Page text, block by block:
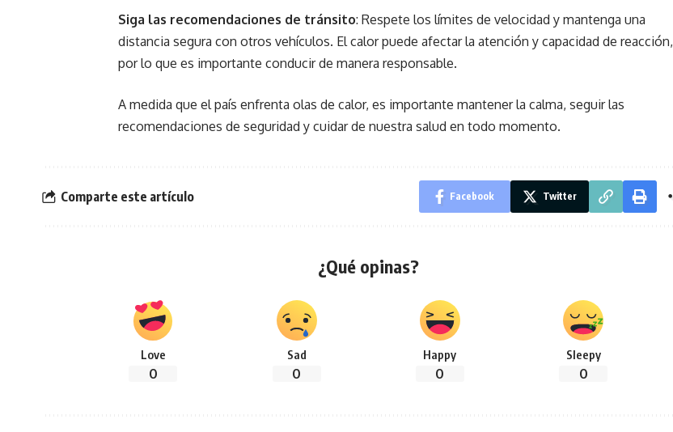
Siga las recomendaciones de tránsito: Respete los límites de velocidad y mantenga una
distancia segura con otros vehículos. El calor puede afectar la atención y capacidad de reacción,
por lo que es importante conducir de manera responsable.
A medida que el país enfrenta olas de calor, es importante mantener la calma, seguir las
recomendaciones de seguridad y cuidar de nuestra salud en todo momento.
Comparte este artículo Facebook Twitter
¿Qué opinas?
Love
0
Sad
0
Happy
0
Sleepy
0